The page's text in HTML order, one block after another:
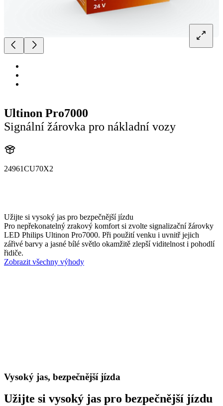
Ultinon Pro7000
Signální žárovka pro nákladní vozy
24961CU70X2
Užijte si vysoký jas pro bezpečnější jízdu
Pro nepřekonatelný zrakový komfort si zvolte signalizační žárovky
LED Philips Ultinon Pro7000. Při použití venku i uvnitř jejich
zářivé barvy a jasné bílé světlo okamžitě zlepší viditelnost i pohodlí
řidiče.
Zobrazit všechny výhody
Vysoký jas, bezpečnější jízda
Užijte si vysoký jas pro bezpečnější jízdu